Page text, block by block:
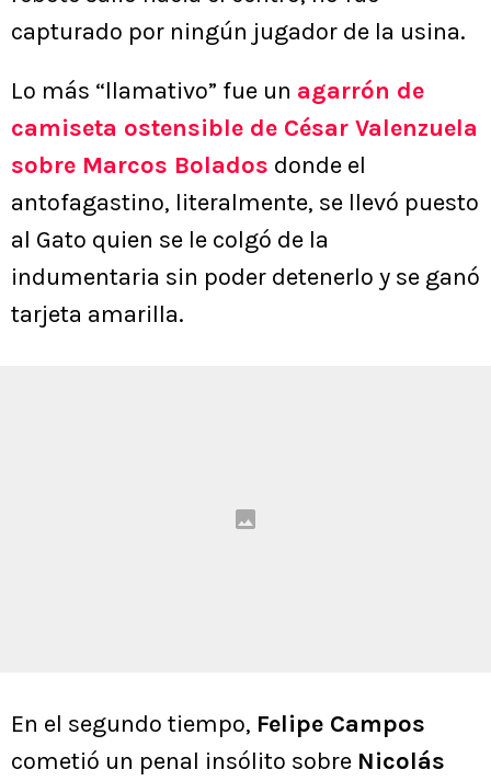
capturado por ningún jugador de la usina.
Lo más “llamativo” fue un agarrón de
camiseta ostensible de César Valenzuela
sobre Marcos Bolados donde el
antofagastino, literalmente, se llevó puesto
al Gato quien se le colgó de la
indumentaria sin poder detenerlo y se ganó
tarjeta amarilla.
En el segundo tiempo, Felipe Campos
cometió un penal insólito sobre Nicolás